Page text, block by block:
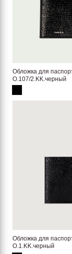
Обложка для
O.107/2.KK.черный
Обложка для
O.1.KK.черный